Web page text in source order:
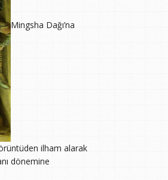
Mingsha Dağı’na
ilham alarak
dönemine